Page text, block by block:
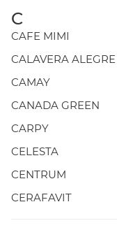
C
CAFE MIMI
CALAVERA ALEGRE
CAMAY
CANADA GREEN
CARPY
CELESTA
CENTRUM
CERAFAVIT